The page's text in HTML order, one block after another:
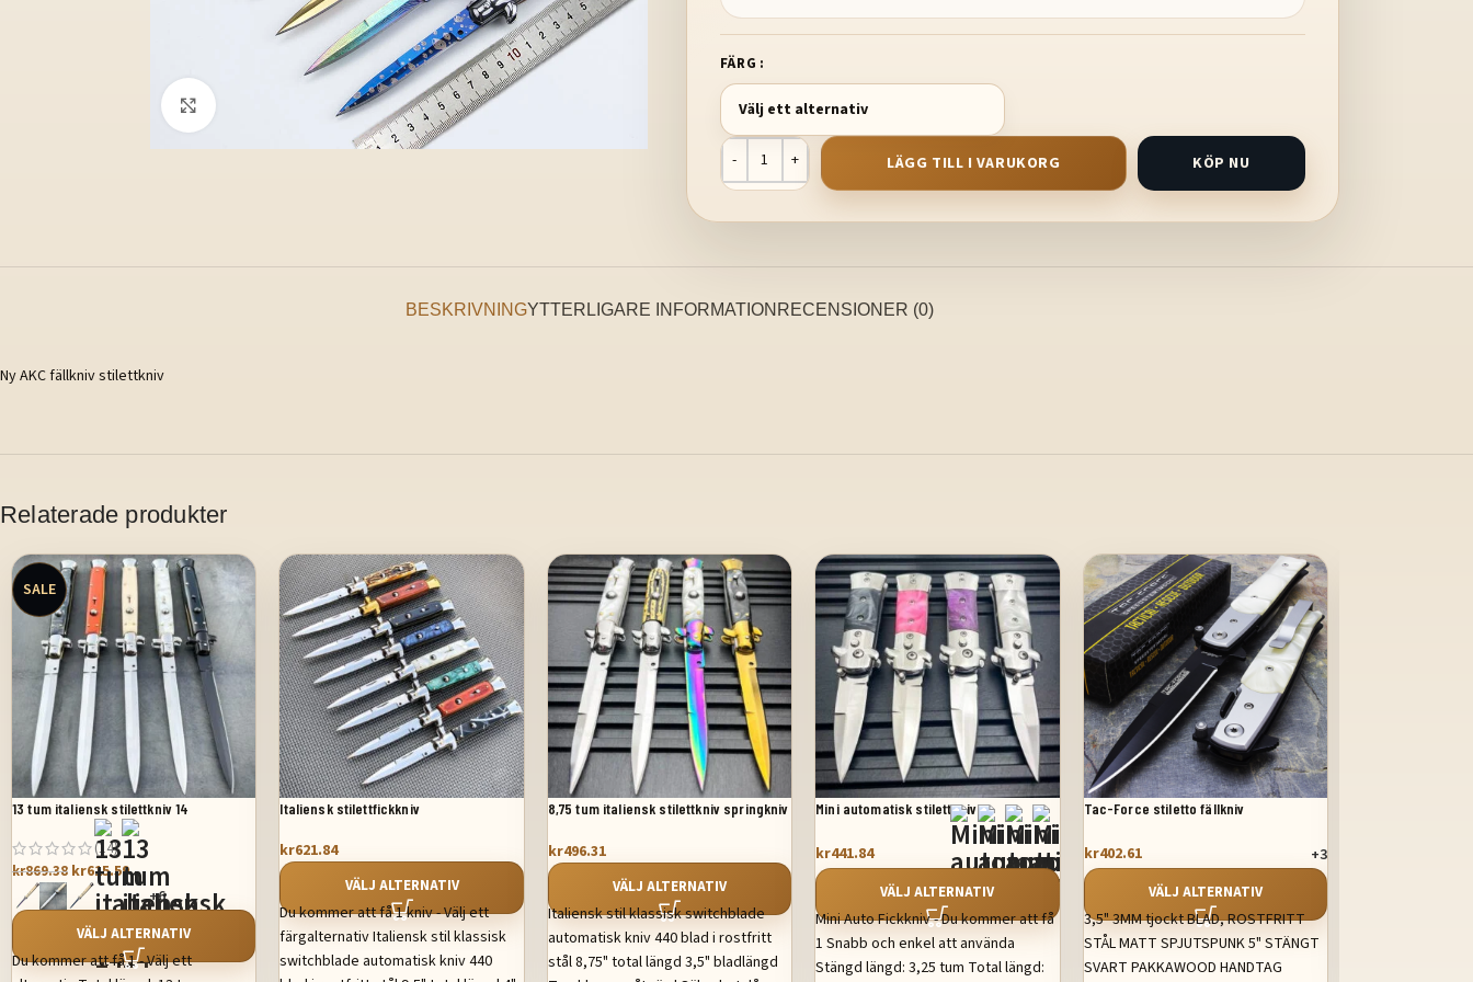
Klicka för att förstora
FÄRG
LÄGG TILL I VARUKORG KÖP NU
BESKRIVNINGYTTERLIGARE INFORMATION RECENSIONER (0)
Ny AKC fällkniv stilettkniv
Relaterade produkter
SALE
13 tum italiensk stilettkniv 14
(14)
kr869.38 kr615.59
+6
VÄLJ ALTERNATIV
Du kommer att få 1 - Välj ett
Italiensk stilettfickkniv
kr621.84
VÄLJ ALTERNATIV
Du kommer att få 1 kniv - Välj ett
färgalternativ Italiensk stil klassisk
switchblade automatisk kniv 440
8,75 tum italiensk stilettkniv springkniv
kr496.31
VÄLJ ALTERNATIV
Italiensk stil klassisk switchblade
automatisk kniv 440 blad i rostfritt
stål 8,75" total längd 3,5" bladlängd
Mini automatisk stilettkniv
kr441.84
VÄLJ ALTERNATIV
Mini Auto Fickkniv - Du kommer att få
1 Snabb och enkel att använda
Stängd längd: 3,25 tum Total längd:
Tac-Force stiletto fällkniv
kr402.61 +3
VÄLJ ALTERNATIV
3,5" 3MM tjockt BLAD, ROSTFRITT
STÅL MATT SPJUTSPUNK 5" STÄNGT
SVART PAKKAWOOD HANDTAG